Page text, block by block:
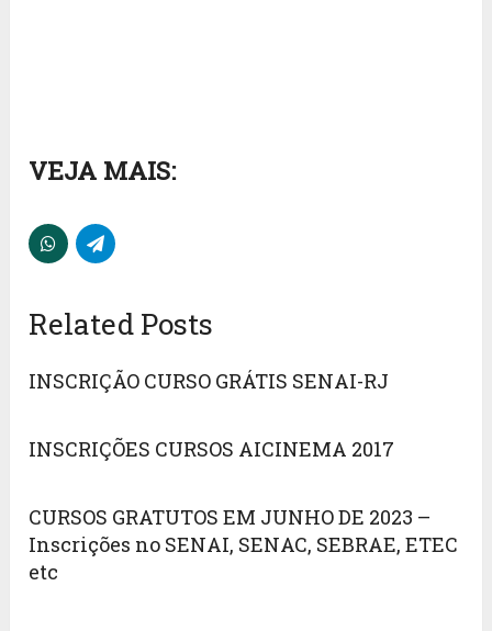
VEJA MAIS:
Related Posts
INSCRIÇÃO CURSO GRÁTIS SENAI-RJ
INSCRIÇÕES CURSOS AICINEMA 2017
CURSOS GRATUTOS EM JUNHO DE 2023 –
Inscrições no SENAI, SENAC, SEBRAE, ETEC
etc